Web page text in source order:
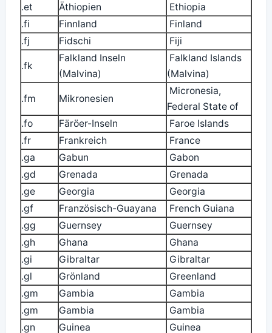
.et
Äthiopien
Ethiopia
.fi
Finnland
Finland
.fj
Fidschi Fiji
.fk
Falkland Inseln
(Malvina)
Falkland Islands
(Malvina)
.fm Mikronesien
Micronesia,
Federal State of
.fo
Färöer-Inseln
Faroe Islands
.fr
Frankreich
France
.ga
Gabun
Gabon
.gd
Grenada
Grenada
.ge
Georgia
Georgia
.gf
Französisch-Guayana
French Guiana
.gg
Guernsey
Guernsey
.gh
Ghana
Ghana
.gi
Gibraltar
Gibraltar
.gl
Grönland
Greenland
.gm
Gambia
Gambia
.gm
Gambia
Gambia
.gn
Guinea Guinea